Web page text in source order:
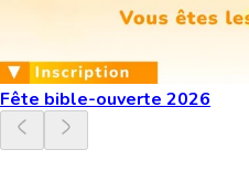
Fête bible-ouverte 2026